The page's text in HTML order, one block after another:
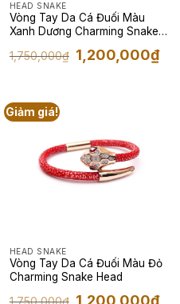
HEAD SNAKE
Vòng Tay Da Cá Đuối Màu
Xanh Dương Charming Snake
1,750,000₫ Giá
gốc
1,200,000₫Giá
hiện
Giảm giá!
HEAD SNAKE
Vòng Tay Da Cá Đuối Màu Đỏ
Charming Snake Head
Giá
1,200,000₫Giá